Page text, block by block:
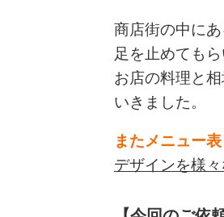
商店街の中に
足を止めても
お店の料理と
いきました。
またメニュー
デザインを様